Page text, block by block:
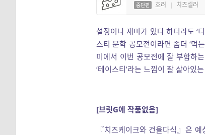
중단편 호러 | 치즈셀러
설정이나 재미가 있다 하더라도 ‘
스티 문학 공모전이라면 좀더 ‘먹
미에서 이번 공모전에 잘 부합하
‘테이스티’라는 느낌이 잘 살아있
[브릿G에 작품없음]
『치즈케이크와 건율다식』은